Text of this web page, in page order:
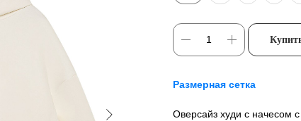
Размерная сетка
Оверсайз худи с начесом